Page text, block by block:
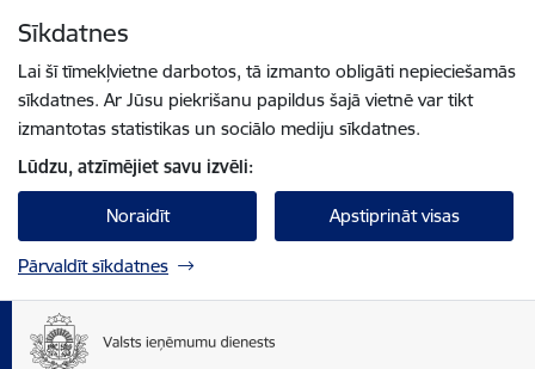
Sīkdatnes
Lai šī tīmekļvietne darbotos, tā izmanto obligāti nepieciešamās
sīkdatnes. Ar Jūsu piekrišanu papildus šajā vietnē var tikt
izmantotas statistikas un sociālo mediju sīkdatnes.
Lūdzu, atzīmējiet savu izvēli:
Noraidīt Apstiprināt visas
Pārvaldīt sīkdatnes